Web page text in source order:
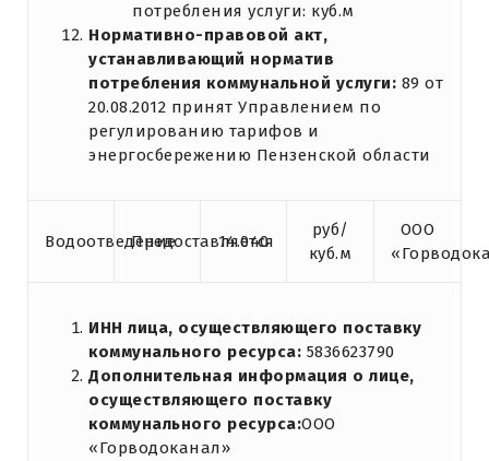
потребления услуги: куб.м
Нормативно-правовой акт,
устанавливающий норматив
потребления коммунальной услуги: 89 от
20.08.2012 принят Управлением по
регулированию тарифов и
энергосбережению Пензенской области
ВодоотведениеПредоставляется
14.040
руб/
куб.м
ООО
ИНН лица, осуществляющего поставку
коммунального ресурса: 5836623790
Дополнительная информация о лице,
осуществляющего поставку
коммунального ресурса:ООО
«Горводоканал»